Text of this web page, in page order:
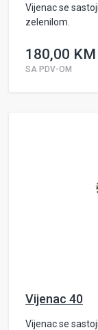
Vijenac se
zelenilom.
180,00 KM
SA PDV-OM
Vijenac 40
Vijenac se